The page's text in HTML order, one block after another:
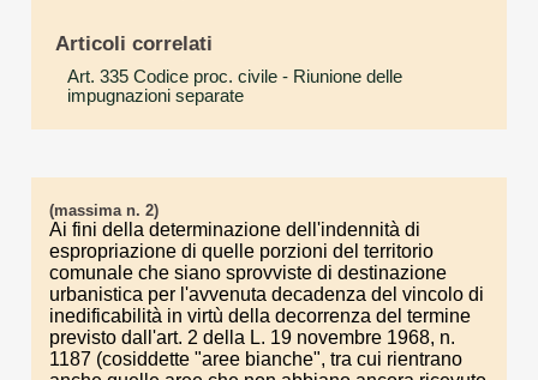
Articoli correlati
Art. 335 Codice proc. civile - Riunione delle
impugnazioni separate
(massima n. 2)
Ai fini della determinazione dell'indennità di
espropriazione di quelle porzioni del territorio
comunale che siano sprovviste di destinazione
urbanistica per l'avvenuta decadenza del vincolo di
inedificabilità in virtù della decorrenza del termine
previsto dall'art. 2 della L. 19 novembre 1968, n.
1187 (cosiddette "aree bianche", tra cui rientrano